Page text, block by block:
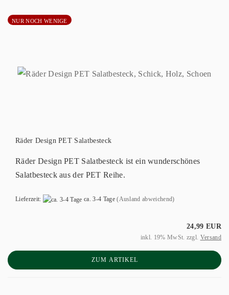
NUR NOCH WENIGE
Räder Design PET Salatbesteck
Räder Design PET Salatbesteck ist ein wunderschönes
Salatbesteck aus der PET Reihe.
Lieferzeit: ca. 3-4 Tage (Ausland abweichend)
24,99 EUR
inkl. 19% MwSt. zzgl. Versand
ZUM ARTIKEL